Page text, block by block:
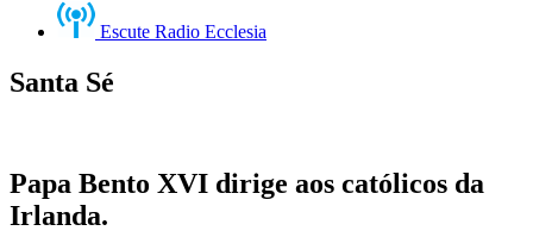
Escute Radio Ecclesia
Santa Sé
Papa Bento XVI dirige aos católicos da
Irlanda.